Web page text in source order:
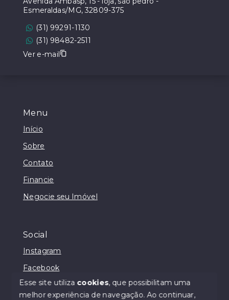
Menu
Início
Sobre
Contato
Financie
Negocie seu Imóvel
Social
Instagram
Facebook
Esmeraldas/MG, 32809-375
(31) 99291-1130
(31) 98482-2511
Ver e-mail
Esse site utiliza cookies, que possibilitam uma
melhor experiência de navegação.Ao continuar,